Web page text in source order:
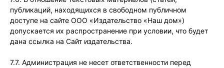
публикаций, находящихся в свободном публичном
доступе на сайте ООО «Издательство «Наш дом»)
допускается их распространение при условии, что будет
дана ссылка на Сайт издательства.
7.7. Администрация не несет ответственности перед